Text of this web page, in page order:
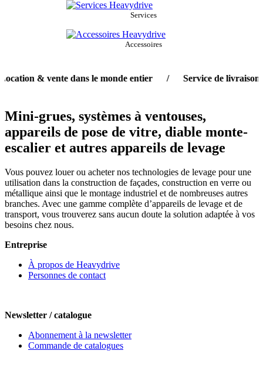
Services
Accessoires
& vente dans le monde entier / Service de livraison en
Mini-grues, systèmes à ventouses,
appareils de pose de vitre, diable monte-
escalier et autres appareils de levage
Vous pouvez louer ou acheter nos technologies de levage pour une
utilisation dans la construction de façades, construction en verre ou
métallique ainsi que le montage industriel et de nombreuses autres
branches. Avec une gamme complète d’appareils de levage et de
transport, vous trouverez sans aucun doute la solution adaptée à vos
besoins chez nous.
Entreprise
À propos de Heavydrive
Personnes de contact
Newsletter / catalogue
Abonnement à la newsletter
Commande de catalogues